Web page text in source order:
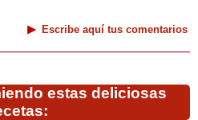
Escribe aquí tus comentarios
estas deliciosas